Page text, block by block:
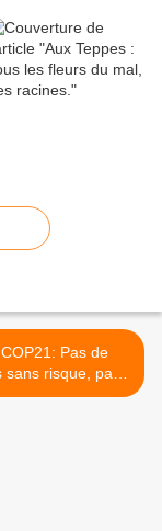
Pas de
sans risque, pas
de... >